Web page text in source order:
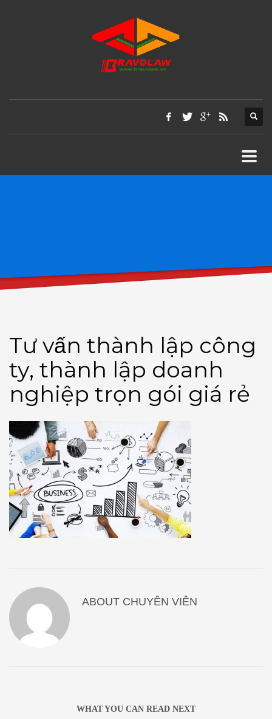
Tư vấn thành lập công
ty, thành lập doanh
nghiệp trọn gói giá rẻ
ABOUT CHUYÊN VIÊN
WHAT YOU CAN READ NEXT